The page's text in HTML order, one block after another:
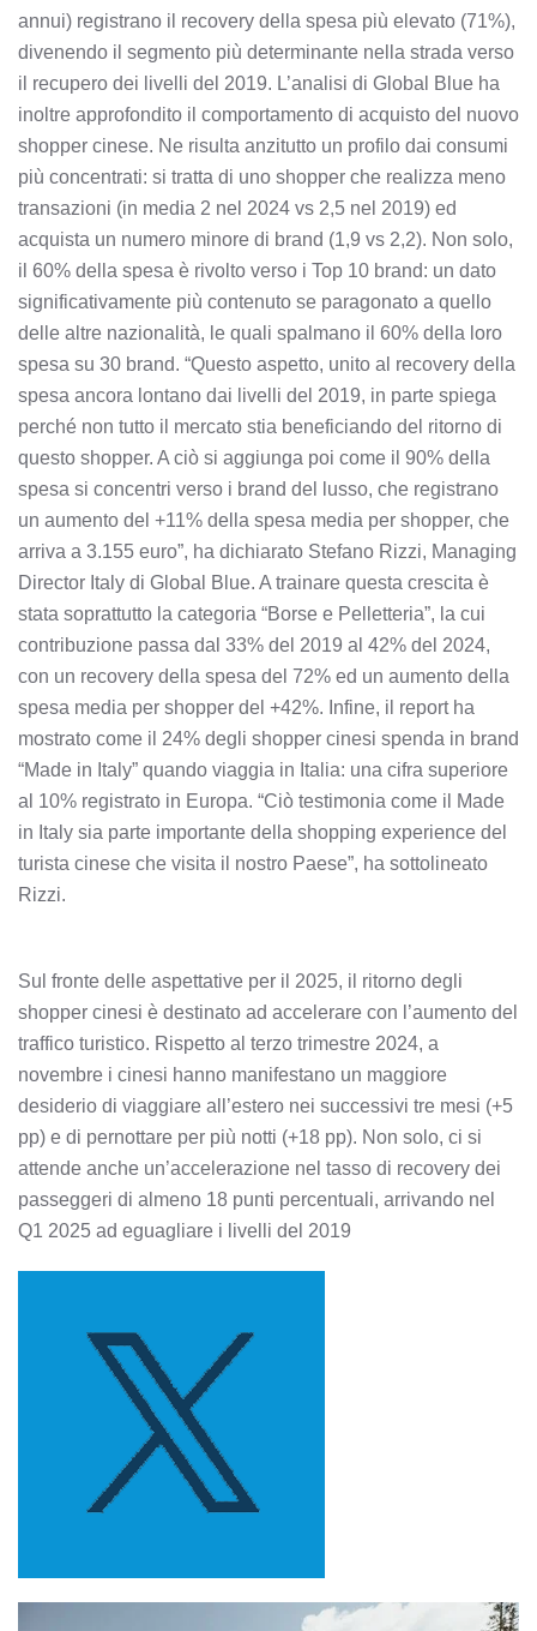
annui) registrano il recovery della spesa più elevato (71%),
divenendo il segmento più determinante nella strada verso
il recupero dei livelli del 2019. L’analisi di Global Blue ha
inoltre approfondito il comportamento di acquisto del nuovo
shopper cinese. Ne risulta anzitutto un profilo dai consumi
più concentrati: si tratta di uno shopper che realizza meno
transazioni (in media 2 nel 2024 vs 2,5 nel 2019) ed
acquista un numero minore di brand (1,9 vs 2,2). Non solo,
il 60% della spesa è rivolto verso i Top 10 brand: un dato
significativamente più contenuto se paragonato a quello
delle altre nazionalità, le quali spalmano il 60% della loro
spesa su 30 brand. “Questo aspetto, unito al recovery della
spesa ancora lontano dai livelli del 2019, in parte spiega
perché non tutto il mercato stia beneficiando del ritorno di
questo shopper. A ciò si aggiunga poi come il 90% della
spesa si concentri verso i brand del lusso, che registrano
un aumento del +11% della spesa media per shopper, che
arriva a 3.155 euro”, ha dichiarato Stefano Rizzi, Managing
Director Italy di Global Blue. A trainare questa crescita è
stata soprattutto la categoria “Borse e Pelletteria”, la cui
contribuzione passa dal 33% del 2019 al 42% del 2024,
con un recovery della spesa del 72% ed un aumento della
spesa media per shopper del +42%. Infine, il report ha
mostrato come il 24% degli shopper cinesi spenda in brand
“Made in Italy” quando viaggia in Italia: una cifra superiore
al 10% registrato in Europa. “Ciò testimonia come il Made
in Italy sia parte importante della shopping experience del
turista cinese che visita il nostro Paese”, ha sottolineato
Rizzi.
Sul fronte delle aspettative per il 2025, il ritorno degli
shopper cinesi è destinato ad accelerare con l’aumento del
traffico turistico. Rispetto al terzo trimestre 2024, a
novembre i cinesi hanno manifestano un maggiore
desiderio di viaggiare all’estero nei successivi tre mesi (+5
pp) e di pernottare per più notti (+18 pp). Non solo, ci si
attende anche un’accelerazione nel tasso di recovery dei
passeggeri di almeno 18 punti percentuali, arrivando nel
Q1 2025 ad eguagliare i livelli del 2019